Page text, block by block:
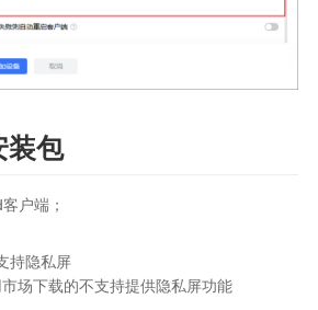
装包
户端；
持隐私屏
场下载的不支持提供隐私屏功能